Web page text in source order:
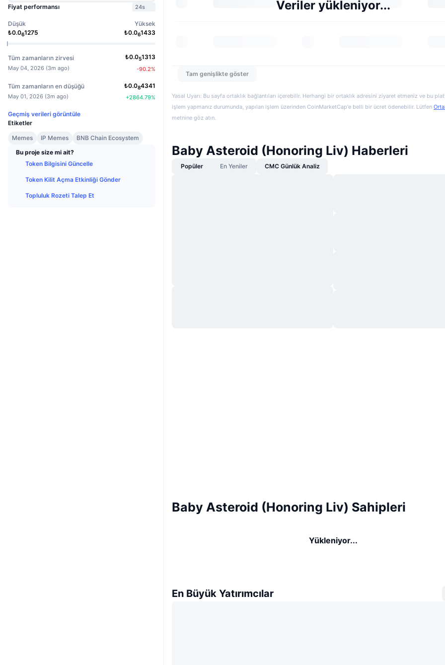
Fiyat performansı
24s
Düşük
₺0.061275
Yüksek
₺0.061433
Tüm zamanların zirvesi
May 04, 2026 (3m ago)
₺0.051313
-90.2%
Tüm zamanların en düşüğü
May 01, 2026 (3m ago)
₺0.084341
+2864.79%
Geçmiş verileri görüntüle
Etiketler
Memes
IP Memes
BNB Chain Ecosystem
Bu proje size mi ait?
Token Bilgisini Güncelle
Token Kilit Açma Etkinliği Gönder
Topluluk Rozeti Talep Et
Veriler yükleniyor...
Tam genişlikte göster
Yasal Uyarı: Bu sayfa ortaklık bağlantıları içerebilir. Herhangi bir ortaklık adresini ziyaret etmeniz ve bu
işlem yapmanız durumunda, yapılan işlem üzerinden CoinMarketCap'e belli bir ücret ödenebilir. Lütfen
metnine göz atın.
Baby Asteroid (Honoring Liv) Haberleri
Popüler En Yeniler CMC Günlük Analiz
Baby Asteroid (Honoring Liv) Sahipleri
Yükleniyor...
En Büyük Yatırımcılar